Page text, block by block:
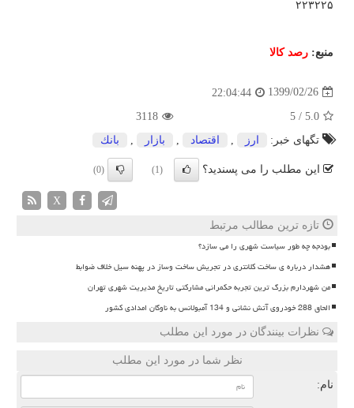
۲۲۳۲۲۵
منبع: رصد كالا
1399/02/26
22:04:44
5.0
/
5
3118
تگهای خبر:
ارز اقتصاد بازار بانك
این مطلب را می پسندید؟ (1)
(0)
X
تازه ترین مطالب مرتبط
بودجه چه طور سیاست شهری را می سازد؟
هشدار درباره ی ساخت کلانتری در تجریش ساخت وساز در پهنه سیل خلاف ضوابط
من شهردارم بزرگ ترین تجربه حکمرانی مشارکتی تاریخ مدیریت شهری تهران
الحاق 288 خودروی آتش نشانی و 134 آمبولانس به ناوگان امدادی کشور
نظرات بینندگان در مورد این مطلب
نظر شما در مورد این مطلب
نام: